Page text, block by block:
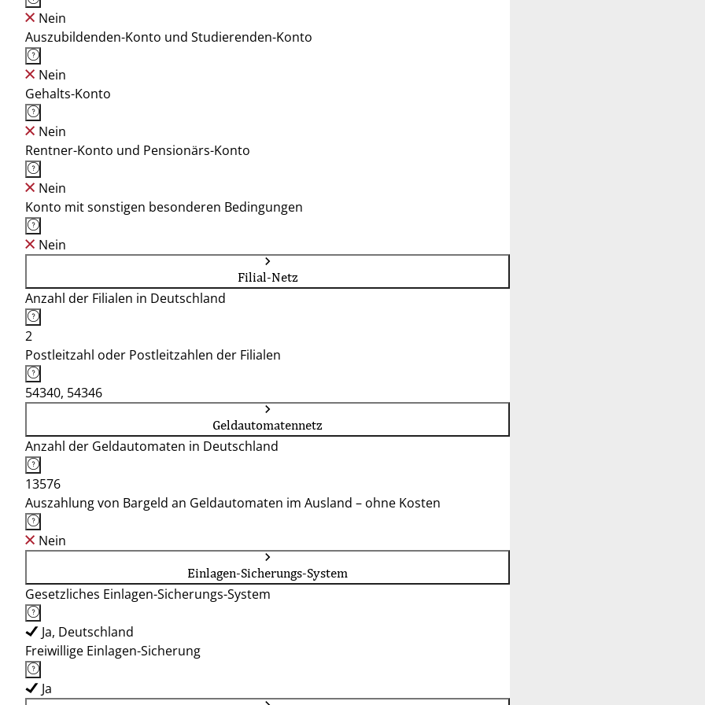
Nein
Auszubildenden-Konto und Studierenden-Konto
Nein
Gehalts-Konto
Nein
Rentner-Konto und Pensionärs-Konto
Nein
Konto mit sonstigen besonderen Bedingungen
Nein
Filial-Netz
Anzahl der Filialen in Deutschland
2
Postleitzahl oder Postleitzahlen der Filialen
54340, 54346
Geldautomatennetz
Anzahl der Geldautomaten in Deutschland
13576
Auszahlung von Bargeld an Geldautomaten im Ausland – ohne Kosten
Nein
Einlagen-Sicherungs-System
Gesetzliches Einlagen-Sicherungs-System
Ja, Deutschland
Freiwillige Einlagen-Sicherung
Ja